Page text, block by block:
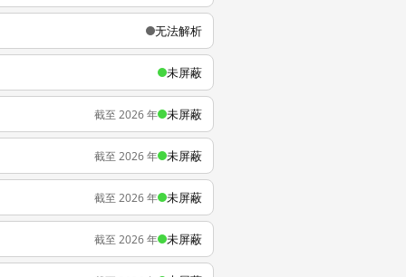
无法解析
未屏蔽
截至 2026 年 未屏蔽
截至 2026 年 未屏蔽
截至 2026 年 未屏蔽
截至 2026 年 未屏蔽